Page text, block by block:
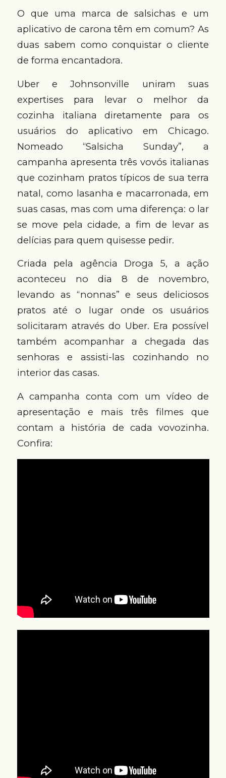
O que uma marca de salsichas e um
aplicativo de carona têm em comum? As
duas sabem como conquistar o cliente
de forma encantadora.
Uber e Johnsonville uniram suas
expertises para levar o melhor da
cozinha italiana diretamente para os
usuários do aplicativo em Chicago.
Nomeado “Salsicha Sunday”, a
campanha apresenta três vovós italianas
que cozinham pratos típicos de sua terra
natal, como lasanha e macarronada, em
suas casas, mas com uma diferença: o lar
se move pela cidade, a fim de levar as
delícias para quem quisesse pedir.
Criada pela agência Droga 5, a ação
aconteceu no dia 8 de novembro,
levando as “nonnas” e seus deliciosos
pratos até o lugar onde os usuários
solicitaram através do Uber. Era possível
também acompanhar a chegada das
senhoras e assisti-las cozinhando no
interior das casas.
A campanha conta com um vídeo de
apresentação e mais três filmes que
contam a história de cada vovozinha.
Confira: